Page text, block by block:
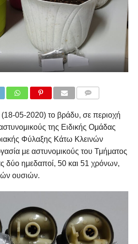
05-2020) το βράδυ, σε περιοχή
της Ειδικής Ομάδας
Φύλαξης Κάτω Κλεινών
με αστυνομικούς του Τμήματος
δύο ημεδαποί, 50 και 51 χρόνων,
ουσιών.